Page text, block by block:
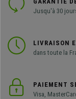
Jusqu'à 30
LIVRAISON
dans toute la
PAIEMENT
Visa,